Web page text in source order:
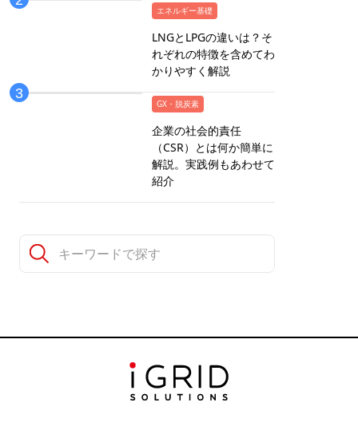
エネルギー基礎
LNGとLPGの違いは？そ
れぞれの特徴を含めてわ
かりやすく解説
GX・脱炭素
企業の社会的責任
（CSR）とは何か簡単に
解説。実践例もあわせて
紹介